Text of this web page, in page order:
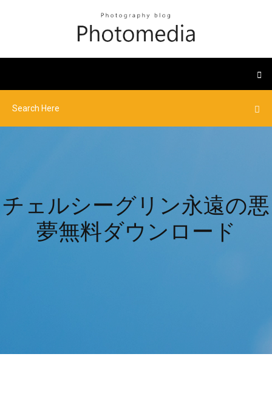
チェルシーグリン永遠の悪
夢無料ダウンロード